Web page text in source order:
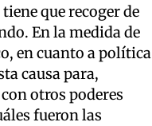
que recoger de
En la medida de
en cuanto a política
causa para,
otros poderes
fueron las